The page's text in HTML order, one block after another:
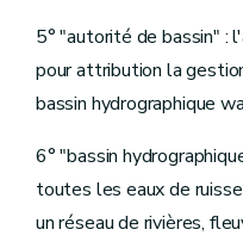
Art. D.146
Art.D.148
Art.D.149
Art.
[D. 149/1
Chapitre
Art.D.150
Art.D.151
Art. D.152
Art.D.153
5° "autorité de bassin" :
pour attribution la
bassin hydrographique
6° "bassin
toutes les eaux de
un réseau de rivières,